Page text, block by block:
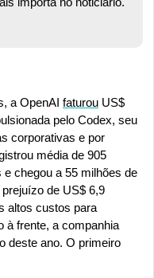
a OpenAI faturou US$
pelo Codex, seu
corporativas e por
média de 905
chegou a 55 milhões de
de US$ 6,9
altos custos para
à frente, a companhia
deste ano. O primeiro